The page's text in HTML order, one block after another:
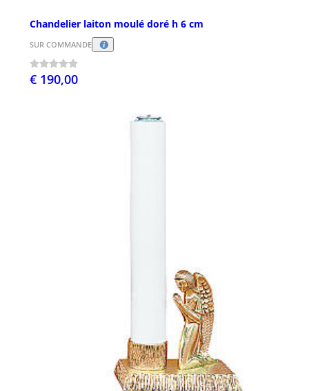
Chandelier laiton moulé doré h 6 cm
SUR COMMANDE
€ 190,00